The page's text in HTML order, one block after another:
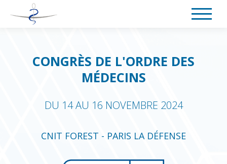
CONGRÈS DE L'ORDRE DES
MÉDECINS
DU 14 AU 16 NOVEMBRE 2024
CNIT FOREST - PARIS LA DÉFENSE